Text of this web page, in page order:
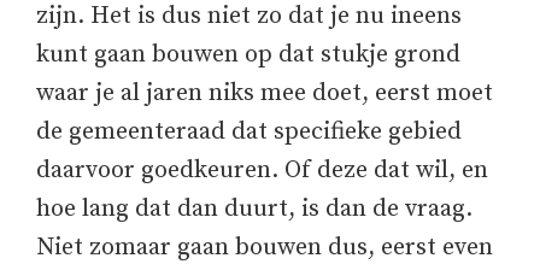
zijn. Het is dus niet zo dat je nu ineens
kunt gaan bouwen op dat stukje grond
waar je al jaren niks mee doet, eerst moet
de gemeenteraad dat specifieke gebied
daarvoor goedkeuren. Of deze dat wil, en
hoe lang dat dan duurt, is dan de vraag.
Niet zomaar gaan bouwen dus, eerst even